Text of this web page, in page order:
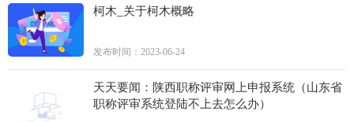
柯木_关于柯木概略
发布时间：2023-06-24
天天要闻：陕西职称评审网上申报系统（山东省
职称评审系统登陆不上去怎么办）